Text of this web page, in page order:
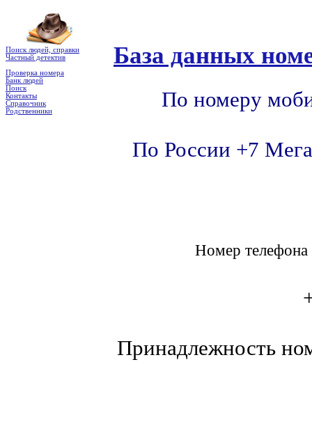
Поиск людей, справки
Частный детектив
Проверка номера
Банк людей
Поиск
Контакты
Справочник
Родственники
База данных
По номеру
По России +7
Номер
Принадлежность